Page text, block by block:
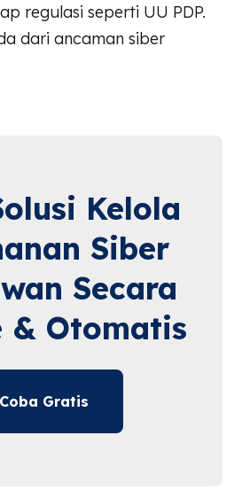
regulasi seperti UU PDP.
dari ancaman siber
Kelola
Siber
Secara
& Otomatis
Coba Gratis